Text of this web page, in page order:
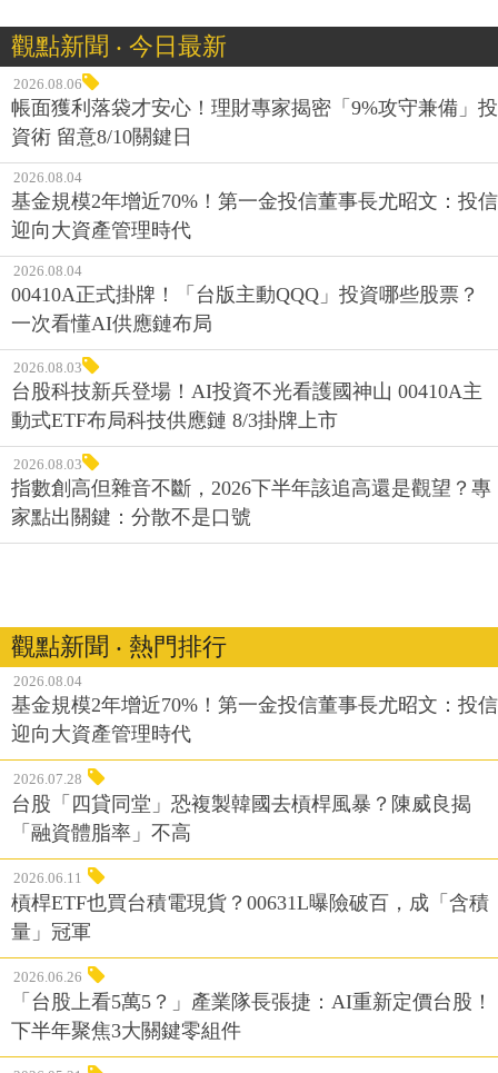
觀點新聞 ‧ 今日最新
2026.08.06
帳面獲利落袋才安心！理財專家揭密「9%攻守兼備」投
資術 留意8/10關鍵日
2026.08.04
基金規模2年增近70%！第一金投信董事長尤昭文：投信
迎向大資產管理時代
2026.08.04
00410A正式掛牌！「台版主動QQQ」投資哪些股票？
一次看懂AI供應鏈布局
2026.08.03
台股科技新兵登場！AI投資不光看護國神山 00410A主
動式ETF布局科技供應鏈 8/3掛牌上市
2026.08.03
指數創高但雜音不斷，2026下半年該追高還是觀望？專
家點出關鍵：分散不是口號
觀點新聞 ‧ 熱門排行
2026.08.04
基金規模2年增近70%！第一金投信董事長尤昭文：投信
迎向大資產管理時代
2026.07.28
台股「四貸同堂」恐複製韓國去槓桿風暴？陳威良揭
「融資體脂率」不高
2026.06.11
槓桿ETF也買台積電現貨？00631L曝險破百，成「含積
量」冠軍
2026.06.26
「台股上看5萬5？」產業隊長張捷：AI重新定價台股！
下半年聚焦3大關鍵零組件